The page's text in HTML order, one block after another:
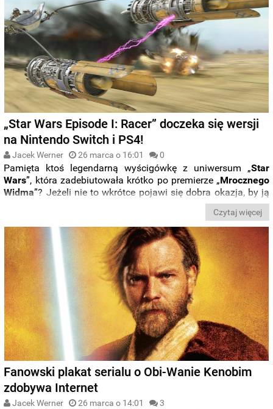
„Star Wars Episode I: Racer” doczeka się wersji
na Nintendo Switch i PS4!
Jacek Werner 26 marca o 16:01 0
Pamięta ktoś legendarną wyścigówkę z uniwersum „Star
Wars”, która zadebiutowała krótko po premierze „Mrocznego
Widma”? Jeżeli nie to wkrótce pojawi się dobra okazja, by ją
reedycji na konsoli
Czytaj więcej
Fanowski plakat serialu o Obi-Wanie Kenobim
zdobywa Internet
Jacek Werner 26 marca o 14:01 3